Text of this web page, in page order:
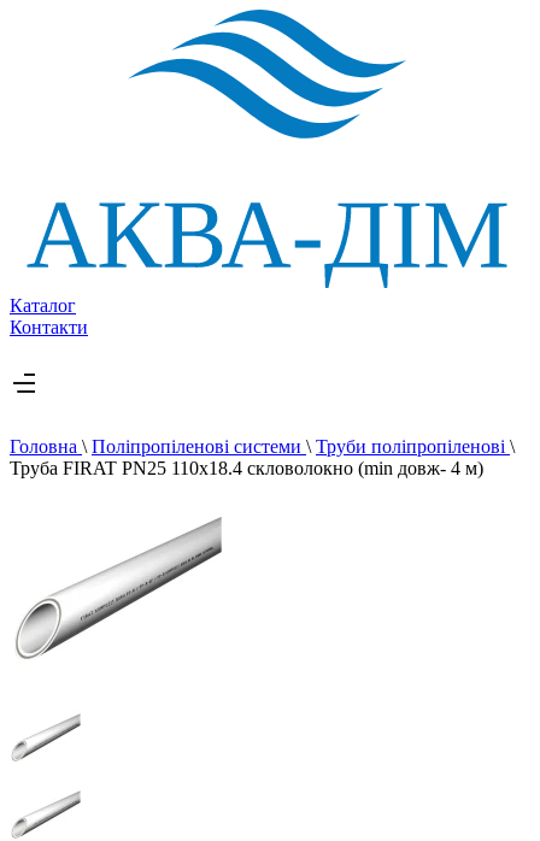
Каталог
Контакти
Головна \ Поліпропіленові системи \ Труби поліпропіленові \
Труба FIRAT PN25 110х18.4 скловолокно (min довж- 4 м)